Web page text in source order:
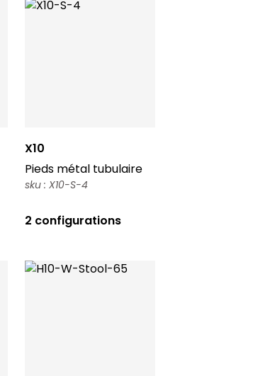
X10
Pieds métal tubulaire
sku : X10-S-4
2 configurations